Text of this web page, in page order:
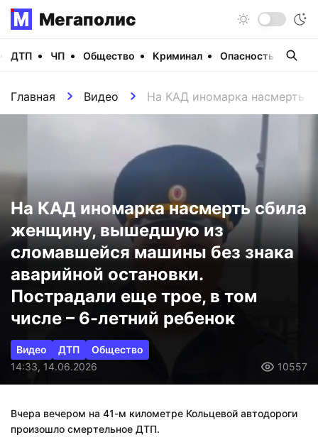
Мегаполис
ДТП ЧП Общество Криминал Опасность
Главная Видео На КАД иномарка насмерть
На КАД иномарка насмерть сбила
женщину, вышедшую из
сломавшейся машины без знака
аварийной остановки.
Пострадали еще трое, в том
числе – 6-летний ребенок
Видео ДТП
Общество
14:33, 14.06.2026
10557
Вчера вечером на 41-м километре Кольцевой автодороги
произошло смертельное ДТП.